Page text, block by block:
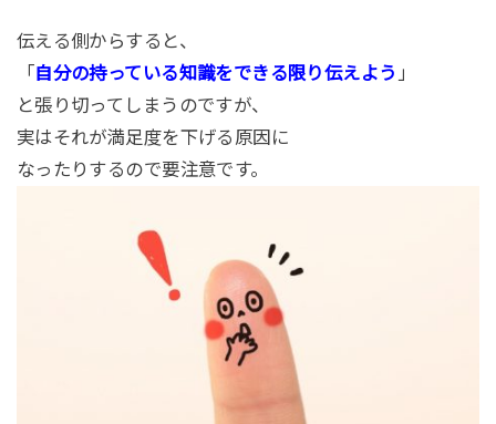
伝える側からすると、
「自分の持っている知識をできる限り伝えよう 」
と張り切ってしまうのですが、
実はそれが満足度を下げる原因に
なったりするので要注意です。